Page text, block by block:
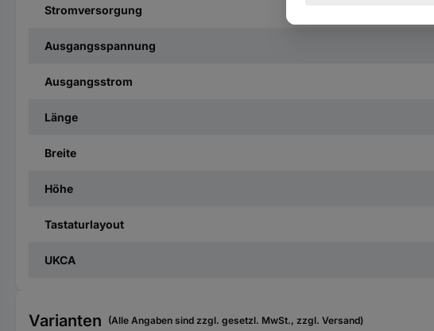
Stromversorgung
Ausgangsspannung
Ausgangsstrom
Länge
Breite
Höhe
Tastaturlayout
UKCA
Varianten (Alle Angaben sind zzgl. gesetzl. MwSt., zzgl. Versand)